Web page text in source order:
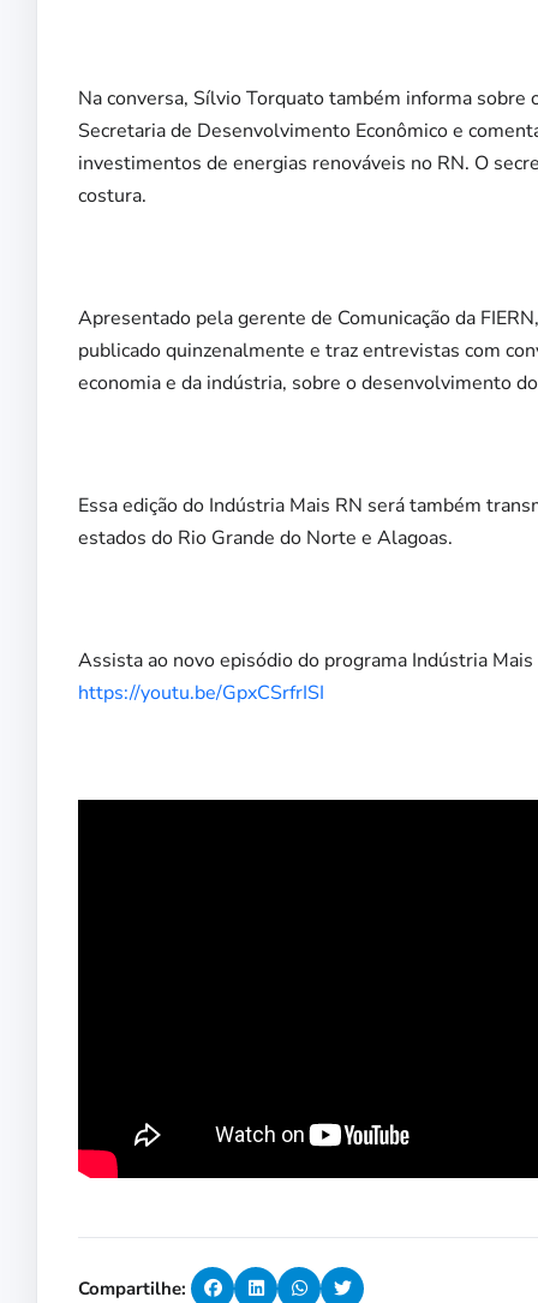
Na conversa, Sílvio Torquato também informa
Secretaria de Desenvolvimento Econômico e
investimentos de energias renováveis no RN. O
costura.
Apresentado pela gerente de Comunicação da
publicado quinzenalmente e traz entrevistas com
economia e da indústria, sobre o desenvolvimento
Essa edição do Indústria Mais RN será também
estados do Rio Grande do Norte e Alagoas.
Assista ao novo episódio do programa Indústria
https://youtu.be/GpxCSrfrISI
Compartilhe: